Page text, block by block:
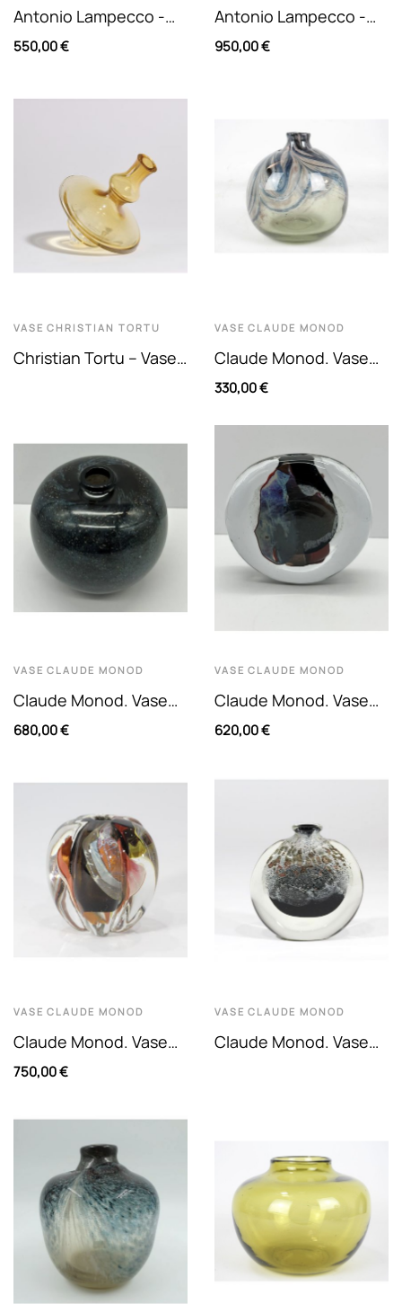
Antonio Lampecco -
Série De 3 Vases
De Couleur...
550,00 €
Antonio Lampecco -
Vase En Céramique À
950,00 €
VASE CHRISTIAN TORTU
Christian Tortu – Vase
VASE CLAUDE MONOD
Claude Monod. Vase
Boule En Verre Soufflé
330,00 €
VASE CLAUDE MONOD
Claude Monod. Vase
Boule En Verre Soufflé
680,00 €
VASE CLAUDE MONOD
Claude Monod. Vase
Disque En Verre
Intercalaire...
620,00 €
VASE CLAUDE MONOD
Claude Monod. Vase
En Verre Soufflé À
Inclusion...
750,00 €
VASE CLAUDE MONOD
Claude Monod. Vase